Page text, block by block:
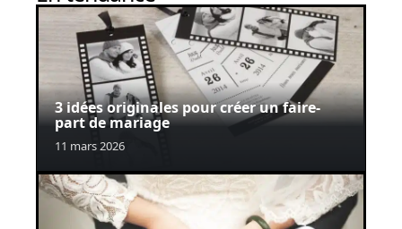
3 idées originales pour créer un faire-
part de mariage
11 mars 2026